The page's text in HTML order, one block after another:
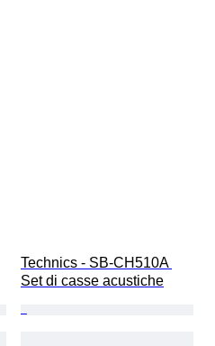
Technics - SB-CH510A
Set di casse acustiche